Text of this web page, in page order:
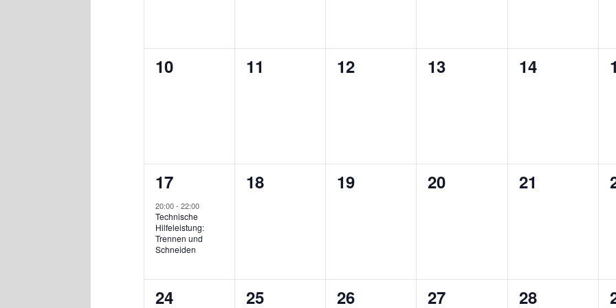
0
10
0
11
0
12
0
13
0
14
0
1
Veranstaltung,
17
20:00- 22:00
Technische
Hilfeleistung:
Trennen und
Schneiden
0
18
0
19
0
20
0
21
0
24
0
25
0
26
0
27
0
28